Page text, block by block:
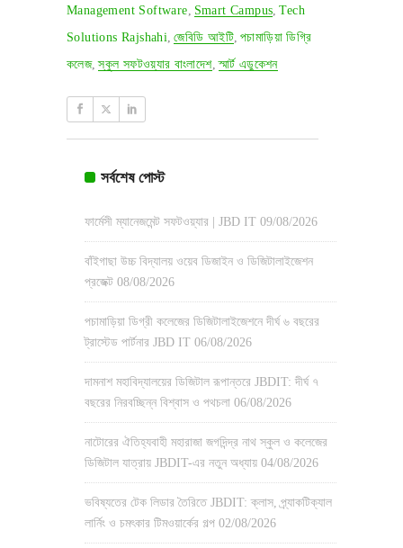
Management Software Smart Campus Tech
Solutions Rajshahi জেবিডি আইটি পচামাড়িয়া ডিগ্রি
কলেজ, স্কুল সফটওয়্যার বাংলাদেশ, স্মার্ট এডুকেশন
সর্বশেষ পোস্ট
ফার্মেসী ম্যানেজমেন্ট সফটওয়্যার | JBD IT 09/08/2026
বাঁইগাছা উচ্চ বিদ্যালয় ওয়েব ডিজাইন ও ডিজিটালাইজেশন
প্রজেক্ট 08/08/2026
পচামাড়িয়া ডিগ্রী কলেজের ডিজিটালাইজেশনে দীর্ঘ ৬ বছরের
ট্রাস্টেড পার্টনার JBD IT 06/08/2026
দামনাশ মহাবিদ্যালয়ের ডিজিটাল রূপান্তরে JBDIT: দীর্ঘ ৭
বছরের নিরবচ্ছিন্ন বিশ্বাস ও পথচলা 06/08/2026
নাটোরের ঐতিহ্যবাহী মহারাজা জগদিন্দ্র নাথ স্কুল ও কলেজের
ডিজিটাল যাত্রায় JBDIT-এর নতুন অধ্যায় 04/08/2026
ভবিষ্যতের টেক লিডার তৈরিতে JBDIT: ক্লাস, প্র্যাকটিক্যাল
লার্নিং ও চমৎকার টিমওয়ার্কের গল্প 02/08/2026